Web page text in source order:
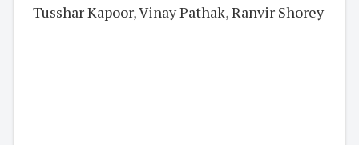
Tusshar Kapoor,Vinay Pathak,Ranvir Shorey